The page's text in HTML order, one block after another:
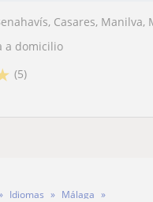
Casares, Manilva,
a domicilio
(5)
Idiomas
Málaga